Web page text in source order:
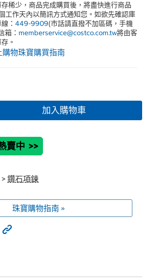
稀少，商品完成購買後，將盡快進行商品
工作天內以簡訊方式通知您。如欲先確認庫
： 449-9909(市話請直撥不加區碼，手機
箱： memberservice@costco.com.tw將由客
。
物珠寶購買指南
加入購物車
賣中 >>
> 鑽石項鍊
珠寶購物指南 »